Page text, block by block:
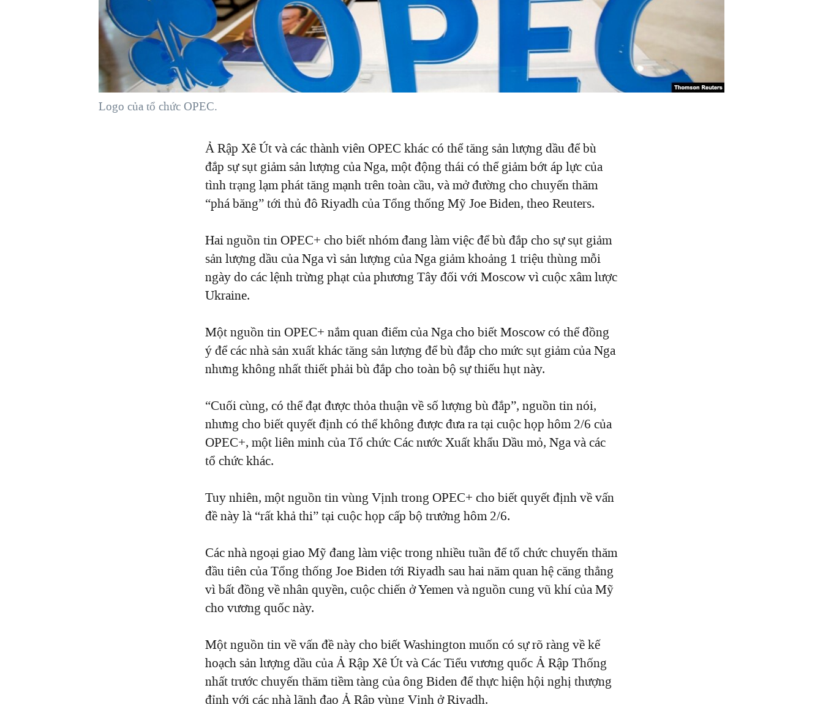
NGƯ DÂN VIỆT VÀ LÀN SÓNG
BÊN KIA QUỐC LỘ: TIẾNG VỌNG
QUAN HỆ VIỆT MỸLogo của tổ chức OPEC.
Ả Rập Xê Út và các thành viên OPEC khác có thể tăng sản lượng dầu để bù
đắp sự sụt giảm sản lượng của Nga, một động thái có thể giảm bớt áp lực của
tình trạng lạm phát tăng mạnh trên toàn cầu, và mở đường cho chuyến thăm
“phá băng” tớithủ đôRiyadh của Tổng thống Mỹ Joe Biden, theo Reuters.
Hai nguồn tin OPEC+ cho biết nhóm đang làm việc để bù đắp cho sự sụt giảm
sản lượng dầu của Nga vì sản lượng của Nga giảm khoảng 1 triệu thùng mỗi
ngày do các lệnh trừng phạt của phương Tây đối với Moscow vì cuộc xâm lược
Ukraine.
Một nguồn tin OPEC+ nắm quan điểm của Nga cho biết Moscow có thể đồng
ý để các nhà sản xuất khác tăng sản lượng để bù đắp chomứcsụt giảmcủa Nga
nhưng không nhất thiết phải bù đắpcho toàn bộ sựthiếu hụtnày.
“Cuối cùng, có thể đạt được thỏa thuận về số lượng bù đắp”, nguồn tin nói,
nhưng cho biết quyết định có thể không được đưa ra tại cuộc họp hôm2/6của
OPEC+, một liên minh của Tổ chức Các nước Xuất khẩu Dầu mỏ, Nga và các
tổ chức khác.
Tuy nhiên, một nguồn tin vùng Vịnh trong OPEC+ cho biết quyết định về vấn
đề này là“rất khả thi”tại cuộc họp cấp bộ trưởng hôm2/6.
Các nhà ngoại giao Mỹ đang làm việc trong nhiều tuần để tổ chức chuyến thăm
đầu tiên của Tổng thống Joe Biden tới Riyadh sau hai năm quan hệ căng thẳng
vì bất đồng về nhân quyền, cuộc chiến ở Yemen và nguồn cung vũ khí của Mỹ
cho vương quốc này.
Một nguồn tin về vấn đề này cho biết Washington muốn có sự rõ ràng về kế
hoạch sản lượng dầu của Ả Rập Xê Út và Các Tiểu vương quốc Ả Rập Thống
nhất trước chuyến thăm tiềm tàng củaôngBiden để thực hiện hội nghị thượng
đỉnh với các nhà lãnh đạo Ả Rập vùng Vịnh ở Riyadh.